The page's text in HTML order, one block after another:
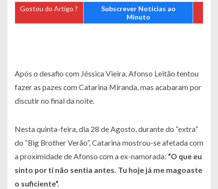
Gostou do Artigo ?
Subscrever Notícias ao
Minuto
Após o desafio com Jéssica Vieira, Afonso Leitão tentou
fazer as pazes com Catarina Miranda, mas acabaram por
discutir no final da noite.
Nesta quinta-feira, dia 28 de Agosto, durante do “extra”
do “Big Brother Verão”, Catarina mostrou-se afetada com
a proximidade de Afonso com a ex-namorada: “O que eu
sinto por ti não sentia antes. Tu hoje já me magoaste
o suficiente“.